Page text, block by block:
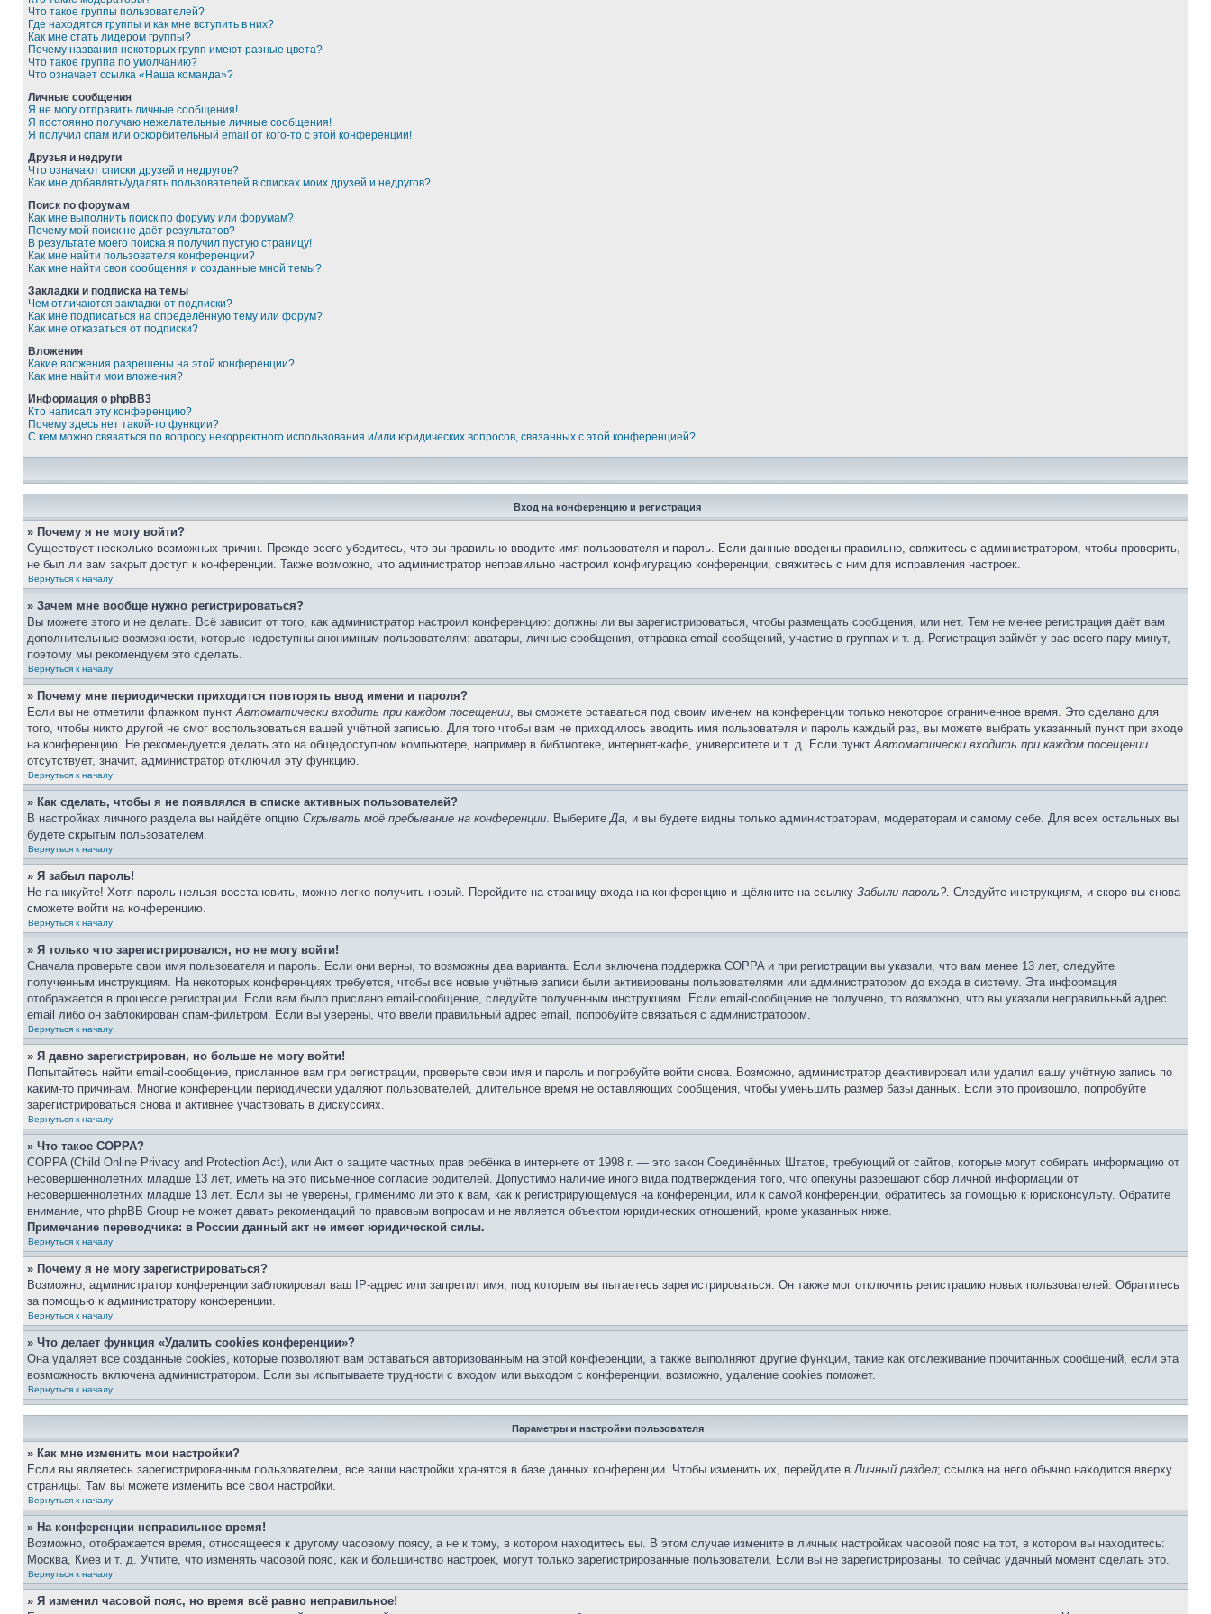
Что такое группы пользователей?
Где находятся группы и как мне вступить в них?
Как мне стать лидером группы?
Почему названия некоторых групп имеют разные цвета?
Что такое группа по умолчанию?
Что означает ссылка «Наша команда»?
Личные сообщения
Я не могу отправить личные сообщения!
Я постоянно получаю нежелательные личные сообщения!
Я получил спам или оскорбительный email от кого-то с этой конференции!
Друзья и недруги
Что означают списки друзей и недругов?
Как мне добавлять/удалять пользователей в списках моих друзей и недругов?
Поиск по форумам
Как мне выполнить поиск по форуму или форумам?
Почему мой поиск не даёт результатов?
В результате моего поиска я получил пустую страницу!
Как мне найти пользователя конференции?
Как мне найти свои сообщения и созданные мной темы?
Закладки и подписка на темы
Чем отличаются закладки от подписки?
Как мне подписаться на определённую тему или форум?
Как мне отказаться от подписки?
Вложения
Какие вложения разрешены на этой конференции?
Как мне найти мои вложения?
Информация о phpBB3
Кто написал эту конференцию?
Почему здесь нет такой-то функции?
С кем можно связаться по вопросу некорректного использования и/или юридических вопросов, связанных с этой конференцией?
Вход на конференцию и регистрация
» Почему я не могу войти?
Существует несколько возможных причин. Прежде всего убедитесь, что вы правильно вводите имя пользователя и пароль. Если данные введены правильно, свяжитесь с администратором, чтобы проверить,
не был ли вам закрыт доступ к конференции. Также возможно, что администратор неправильно настроил конфигурацию конференции, свяжитесь с ним для исправления настроек.
Вернуться к началу
» Зачем мне вообще нужно регистрироваться?
Вы можете этого и не делать. Всё зависит от того, как администратор настроил конференцию: должны ли вы зарегистрироваться, чтобы размещать сообщения, или нет. Тем не менее регистрация даёт вам
дополнительные возможности, которые недоступны анонимным пользователям: аватары, личные сообщения, отправка email-сообщений, участие в группах и т. д. Регистрация займёт у вас всего пару минут,
поэтому мы рекомендуем это сделать.
Вернуться к началу
» Почему мне периодически приходится повторять ввод имени и пароля?
Если вы не отметили флажком пунктАвтоматически входить при каждом посещении, вы сможете оставаться под своим именем на конференции только некоторое ограниченное время. Это сделано для
того, чтобы никто другой не смог воспользоваться вашей учётной записью. Для того чтобы вам не приходилось вводить имя пользователя и пароль каждый раз, вы можете выбрать указанный пункт при входе
на конференцию. Не рекомендуется делать это на общедоступном компьютере, например в библиотеке, интернет-кафе, университете и т. д. Если пунктАвтоматически входить при каждом посещении
отсутствует, значит, администратор отключил эту функцию.
Вернуться к началу
» Как сделать, чтобы я не появлялся в списке активных пользователей?
В настройках личного раздела вы найдёте опцию Скрывать моё пребывание на конференции. ВыберитеДа, и вы будете видны только администраторам, модераторам и самому себе. Для всех остальных вы
будете скрытым пользователем.
Вернуться к началу
» Я забыл пароль!
Не паникуйте! Хотя пароль нельзя восстановить, можно легко получить новый. Перейдите на страницу входа на конференцию и щёлкните на ссылку Забыли пароль?. Следуйте инструкциям, и скоро вы снова
сможете войти на конференцию.
Вернуться к началу
» Я только что зарегистрировался, но не могу войти!
Сначала проверьте свои имя пользователя и пароль. Если они верны, то возможны два варианта. Если включена поддержка COPPA и при регистрации вы указали, что вам менее 13 лет, следуйте
полученным инструкциям. На некоторых конференциях требуется, чтобы все новые учётные записи были активированы пользователями или администратором до входа в систему. Эта информация
отображается в процессе регистрации. Если вам было прислано email-сообщение, следуйте полученным инструкциям. Если email-сообщение не получено, то возможно, что вы указали неправильный адрес
email либо он заблокирован спам-фильтром. Если вы уверены, что ввели правильный адрес email, попробуйте связаться с администратором.
Вернуться к началу
» Я давно зарегистрирован, но больше не могу войти!
Попытайтесь найти email-сообщение, присланное вам при регистрации, проверьте свои имя и пароль и попробуйте войти снова. Возможно, администратор деактивировал или удалил вашу учётную запись по
каким-то причинам. Многие конференции периодически удаляют пользователей, длительное время не оставляющих сообщения, чтобы уменьшить размер базы данных. Если это произошло, попробуйте
зарегистрироваться снова и активнее участвовать в дискуссиях.
Вернуться к началу
» Что такое COPPA?
COPPA (Child Online Privacy and Protection Act), или Акт о защите частных прав ребёнка в интернете от 1998 г. — это закон Соединённых Штатов, требующий от сайтов, которые могут собирать информацию от
несовершеннолетних младше 13 лет, иметь на это письменное согласие родителей. Допустимо наличие иного вида подтверждения того, что опекуны разрешают сбор личной информации от
несовершеннолетних младше 13 лет. Если вы не уверены, применимо ли это к вам, как к регистрирующемуся на конференции, или к самой конференции, обратитесь за помощью к юрисконсульту. Обратите
внимание, что phpBB Group не может давать рекомендаций по правовым вопросам и не является объектом юридических отношений, кроме указанных ниже.
Примечание переводчика: в России данный акт не имеет юридической силы.
Вернуться к началу
» Почему я не могу зарегистрироваться?
Возможно, администратор конференции заблокировал ваш IP-адрес или запретил имя, под которым вы пытаетесь зарегистрироваться. Он также мог отключить регистрацию новых пользователей. Обратитесь
за помощью к администратору конференции.
Вернуться к началу
» Что делает функция «Удалить cookies конференции»?
Она удаляет все созданные cookies, которые позволяют вам оставаться авторизованным на этой конференции, а также выполняют другие функции, такие как отслеживание прочитанных сообщений, если эта
возможность включена администратором. Если вы испытываете трудности с входом или выходом с конференции, возможно, удаление cookies поможет.
Вернуться к началу
Параметры и настройки пользователя
» Как мне изменить мои настройки?
Если вы являетесь зарегистрированным пользователем, все ваши настройки хранятся в базе данных конференции. Чтобы изменить их, перейдите вЛичный раздел; ссылка на него обычно находится вверху
страницы. Там вы можете изменить все свои настройки.
Вернуться к началу
» На конференции неправильное время!
Возможно, отображается время, относящееся к другому часовому поясу, а не к тому, в котором находитесь вы. В этом случае измените в личных настройках часовой пояс на тот, в котором вы находитесь:
Москва, Киев и т. д. Учтите, что изменять часовой пояс, как и большинство настроек, могут только зарегистрированные пользователи. Если вы не зарегистрированы, то сейчас удачный момент сделать это.
Вернуться к началу
» Я изменил часовой пояс, но время всё равно неправильное!